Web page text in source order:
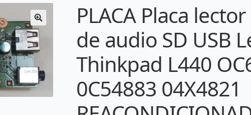
PLACA Placa
de audio SD USB
Thinkpad L440
0C54883 04X4821